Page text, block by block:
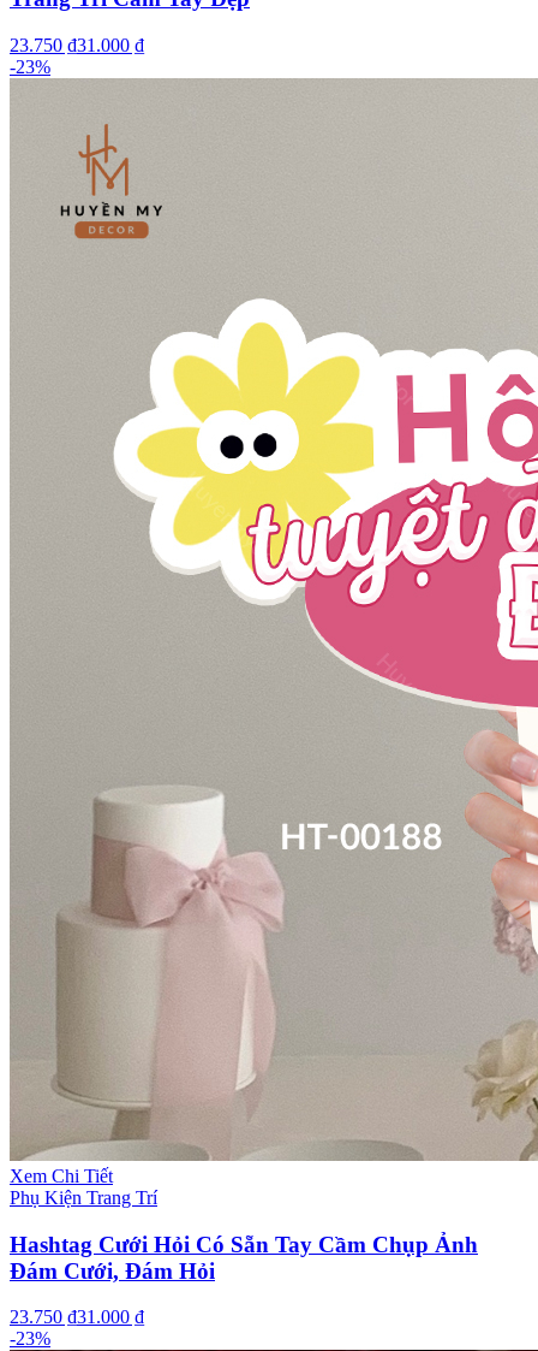
23.750 ₫31.000 ₫
-23%
Xem Chi Tiết
Phụ Kiện Trang Trí
Hashtag Cưới Hỏi Có Sẵn Tay Cầm Chụp Ảnh
Đám Cưới, Đám Hỏi
23.750 ₫31.000 ₫
-23%